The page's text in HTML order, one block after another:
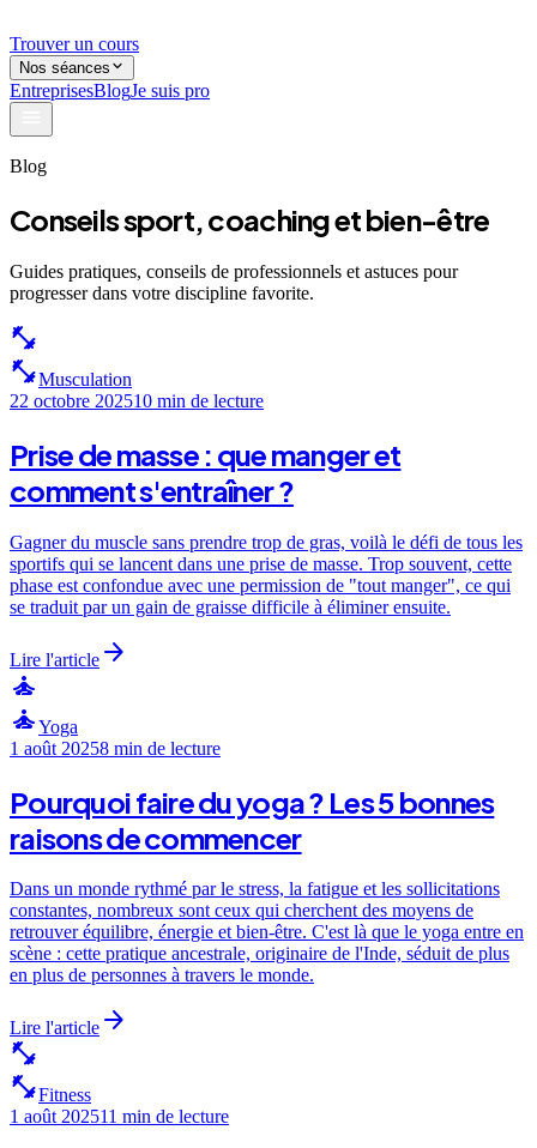
Trouver un cours
Nos séances
EntreprisesBlogJe suis pro
Blog
Conseils sport, coaching et bien-être
Guides pratiques, conseils de professionnels et astuces pour
progresser dans votre discipline favorite.
fitness_center
fitness_centerMusculation
22 octobre 202510 min de lecture
Prise de masse : que manger et
comment s'entraîner ?
Gagner du muscle sans prendre trop de gras, voilà le défi de tous les
sportifs qui se lancent dans une prise de masse. Trop souvent, cette
phase est confondue avec une permission de "tout manger", ce qui
se traduit par un gain de graisse difficile à éliminer ensuite.
Lire l'article arrow_forward
self_improvement
self_improvementYoga
1 août 20258 min de lecture
Pourquoi faire du yoga ? Les 5 bonnes
raisons de commencer
Dans un monde rythmé par le stress, la fatigue et les sollicitations
constantes, nombreux sont ceux qui cherchent des moyens de
retrouver équilibre, énergie et bien-être. C'est là que le yoga entre en
scène : cette pratique ancestrale, originaire de l'Inde, séduit de plus
en plus de personnes à travers le monde.
Lire l'article arrow_forward
fitness_center
fitness_centerFitness
1 août 202511 min de lecture